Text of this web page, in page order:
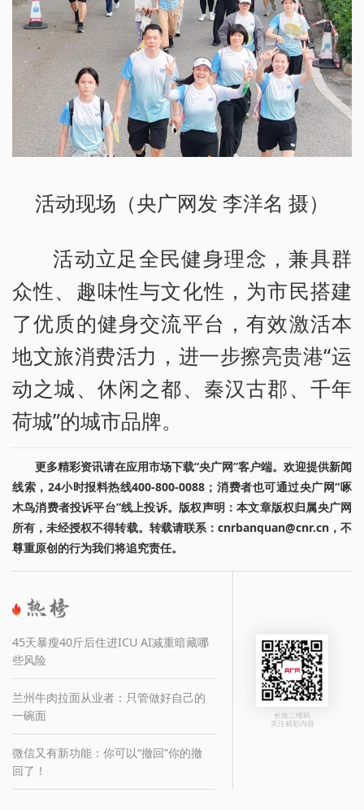
活动现场（央广网发 李洋名 摄）
活动立足全民健身理念，兼具群
众性、趣味性与文化性，为市民搭建
了优质的健身交流平台，有效激活本
地文旅消费活力，进一步擦亮贵港“运
动之城、休闲之都、秦汉古郡、千年
荷城”的城市品牌。
更多精彩资讯请在应用市场下载“央广网”客户端。欢迎提供新闻
线索，24小时报料热线400-800-0088；消费者也可通过央广网“啄
木鸟消费者投诉平台”线上投诉。版权声明：本文章版权归属央广网
所有，未经授权不得转载。转载请联系：cnrbanquan@cnr.cn，不
尊重原创的行为我们将追究责任。
45天暴瘦40斤后住进ICU AI减重暗藏哪
些风险
兰州牛肉拉面从业者：只管做好自己的
一碗面
微信又有新功能：你可以“撤回”你的撤
回了！
长按二维码
关注精彩内容